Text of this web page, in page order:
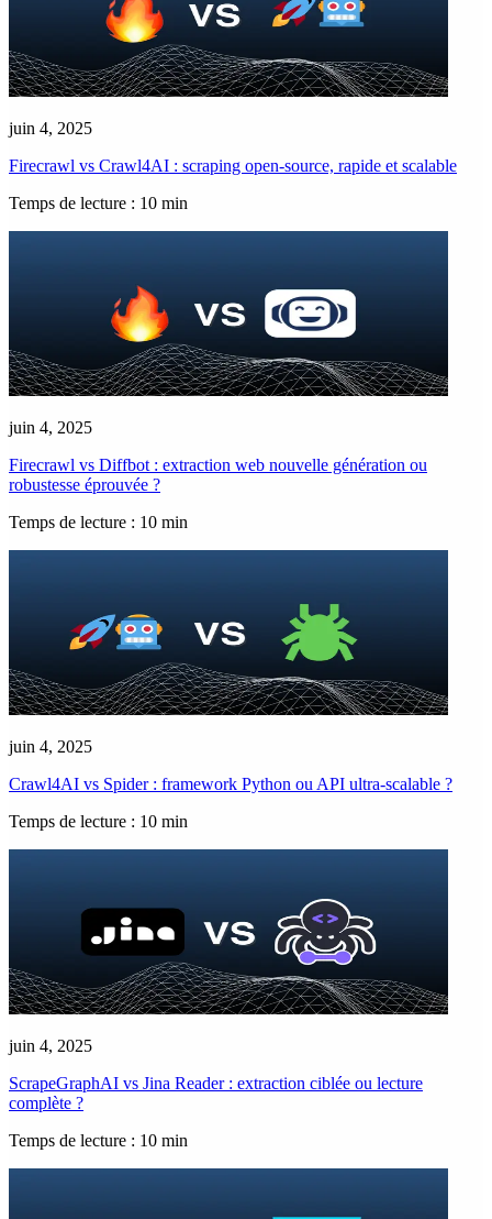
juin 4, 2025
Firecrawl vs Crawl4AI : scraping open-source, rapide et scalable
Temps de lecture : 10 min
juin 4, 2025
Firecrawl vs Diffbot : extraction web nouvelle génération ou
robustesse éprouvée ?
Temps de lecture : 10 min
juin 4, 2025
Crawl4AI vs Spider : framework Python ou API ultra-scalable ?
Temps de lecture : 10 min
juin 4, 2025
ScrapeGraphAI vs Jina Reader : extraction ciblée ou lecture
complète ?
Temps de lecture : 10 min